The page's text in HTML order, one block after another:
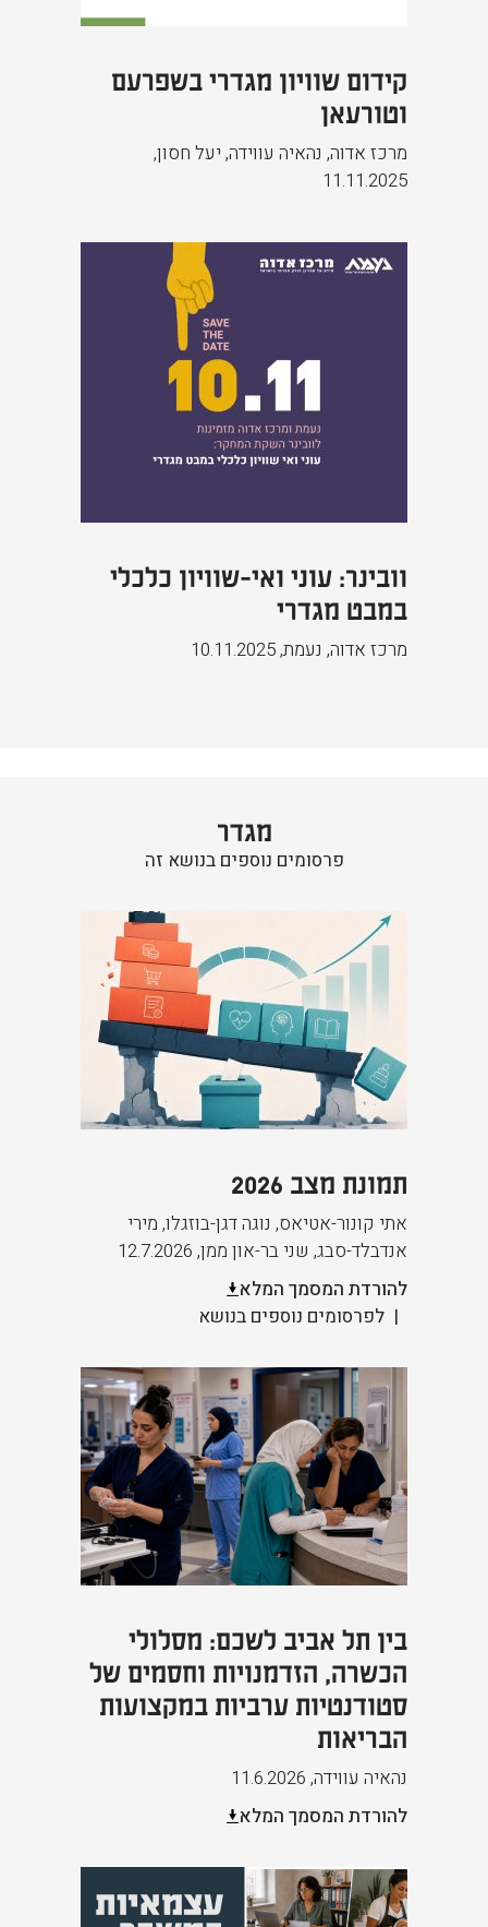
קידום שוויון מגדרי בשפרעם
וטורעאן
מרכז אדוה, נהאיה עווידה, יעל חסון,
11.11.2025
וובינר: עוני ואי-שוויון כלכלי
במבט מגדרי
מרכז אדוה, נעמת,
10.11.2025
מגדר
פרסומים נוספים בנושא זה
תמונת מצב 2026
אתי קונור-אטיאס, נוגה דגן-בוזגלו, מירי
אנדבלד-סבג, שני בר-און ממן,
12.7.2026
להורדת המסמך המלא
לפרסומים נוספים בנושא
בין תל אביב לשכם: מסלולי
הכשרה, הזדמנויות וחסמים של
סטודנטיות ערביות במקצועות
הבריאות
נהאיה עווידה,
11.6.2026
להורדת המסמך המלא